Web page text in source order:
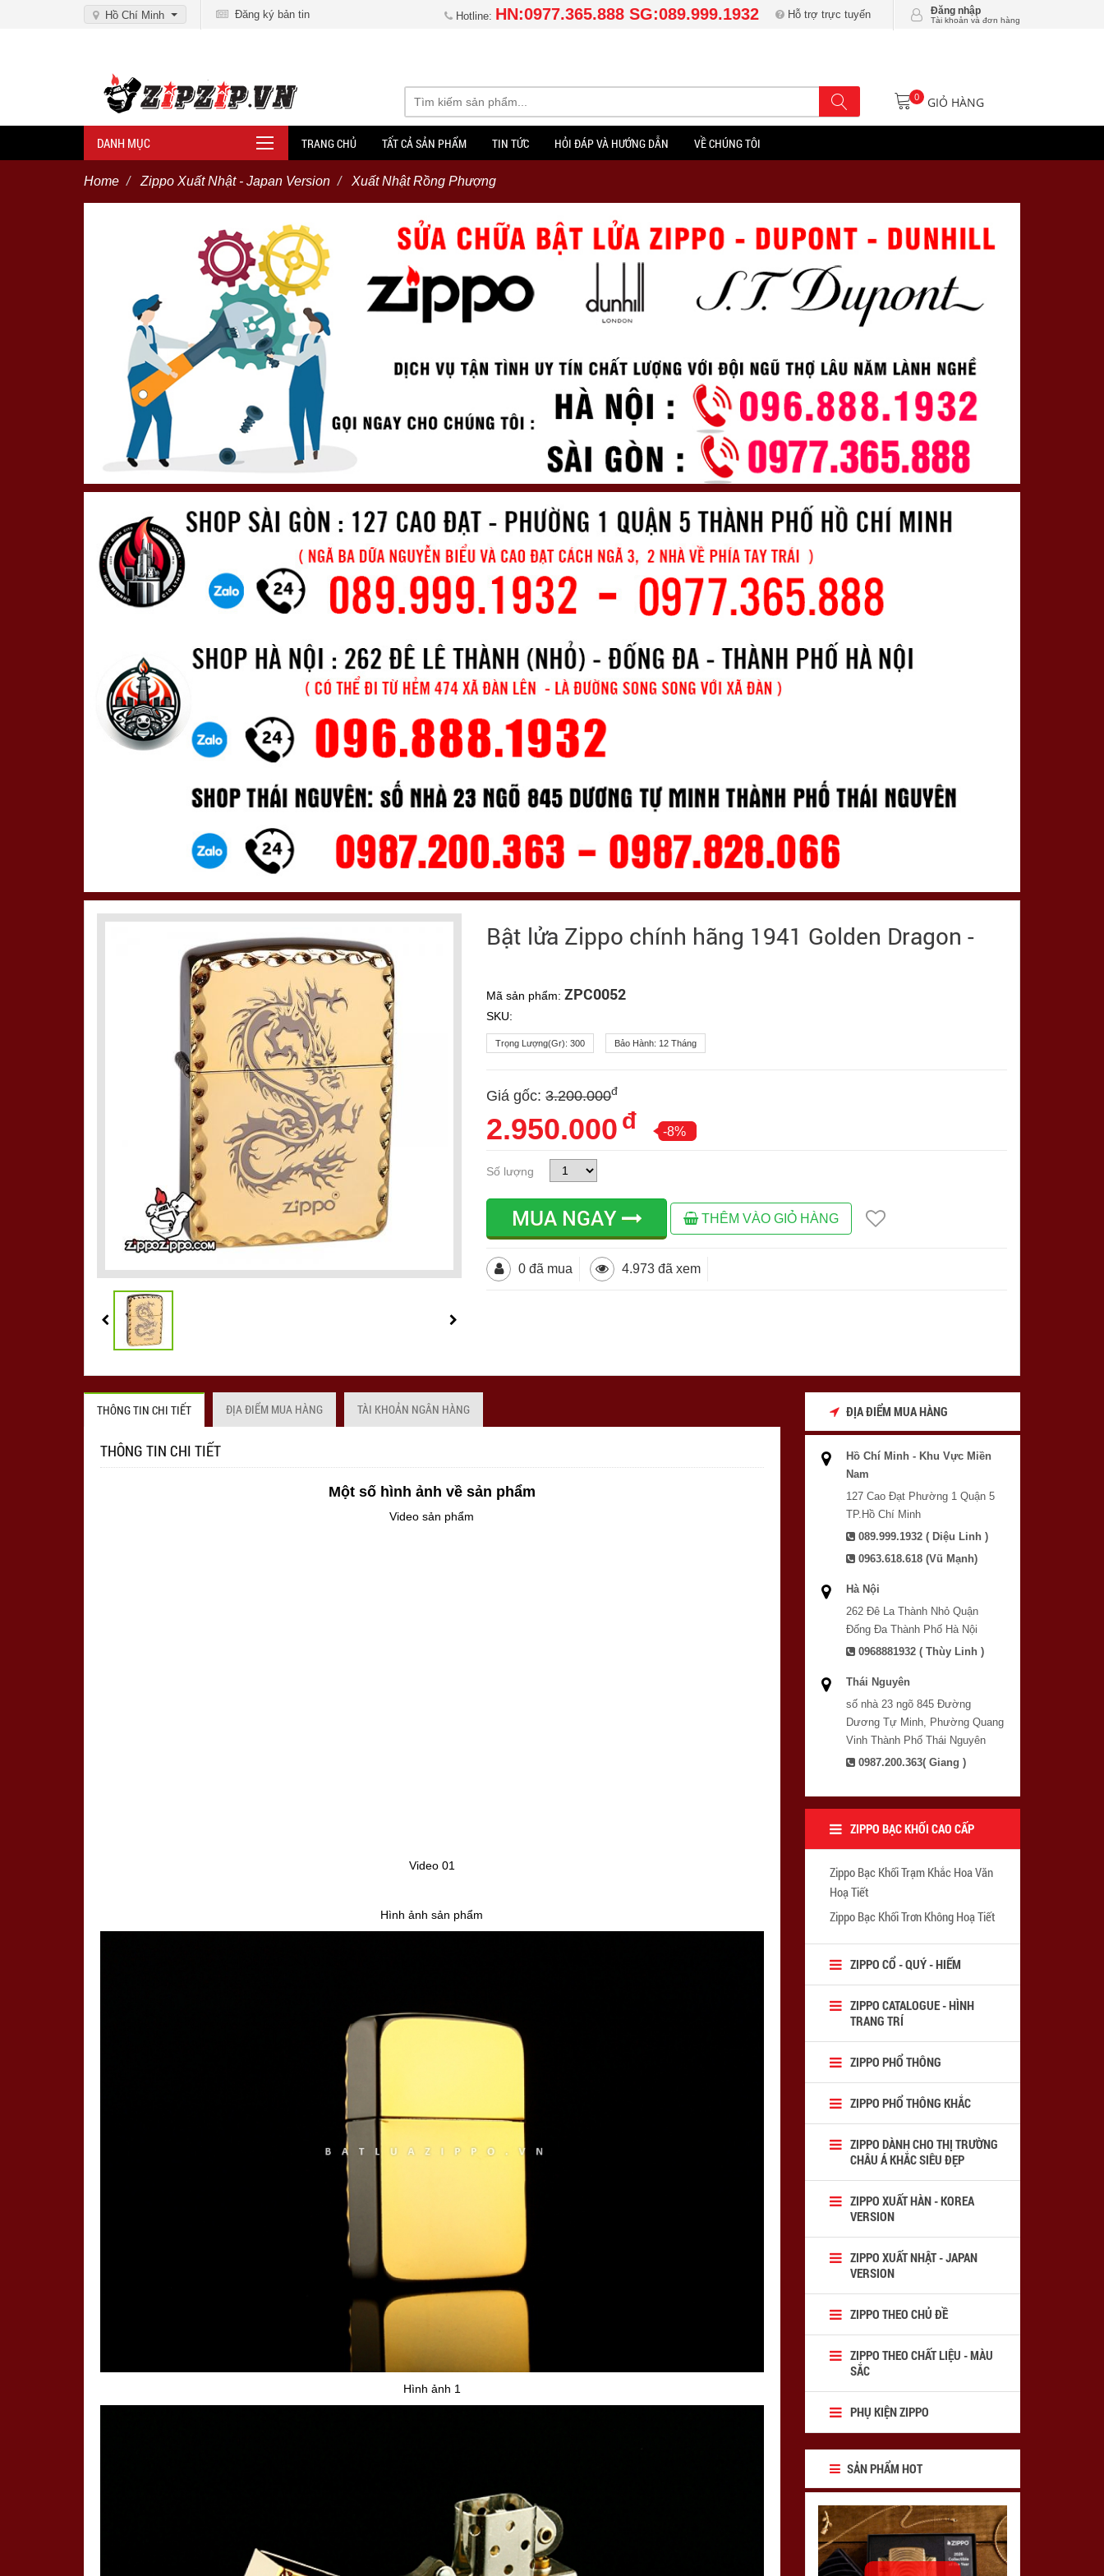
Hồ Chí Minh Đăng ký bản tin Hotline: HN:0977.365.888 SG:089.999.1932 Hỗ trợ trực tuyến Đăng nhập
Tài khoản và đơn hàng
0 GIỎ HÀNG
DANH MỤC TRANG CHỦ TẤT CẢ SẢN PHẨM TIN TỨC HỎI ĐÁP VÀ HƯỚNG DẪN VỀ CHÚNG TÔI
Home Zippo Xuất Nhật - Japan Version Xuất Nhật Rồng Phượng
Bật lửa Zippo chính hãng 1941 Golden Dragon -
Mã sản phẩm:ZPC0052
SKU:
Trọng Lượng(gr):300 Bảo Hành: 12 Tháng
Giá gốc: 3.200.000đ
2.950.000 đ -8%
Số lượng
MUA NGAY THÊM VÀO GIỎ HÀNG
0 đã mua 4.973 đã xem
THÔNG TIN CHI TIẾT ĐỊA ĐIỂM MUA HÀNG TÀI KHOẢN NGÂN HÀNG
THÔNG TIN CHI TIẾT
Một số hình ảnh về sản phẩm
Video sản phẩm
Video 01
Hình ảnh sản phẩm
Hình ảnh 1
ĐỊA ĐIỂM MUA HÀNG
Hồ Chí Minh - Khu Vực Miền
Nam
127 Cao Đạt Phường 1 Quận 5
TP.Hồ Chí Minh
089.999.1932 ( Diệu Linh )
0963.618.618 (Vũ Mạnh)
Hà Nội
262 Đê La Thành Nhỏ Quận
Đống Đa Thành Phố Hà Nội
0968881932 ( Thùy Linh )
Thái Nguyên
số nhà 23 ngõ 845 Đường
Dương Tự Minh, Phường Quang
Vinh Thành Phố Thái Nguyên
0987.200.363( Giang )
ZIPPO BẠC KHỐI CAO CẤP
Zippo Bạc Khối Trạm Khắc Hoa Văn
Hoạ Tiết
Zippo Bạc Khối Trơn Không Hoạ Tiết
ZIPPO CỔ - QUÝ - HIẾM
ZIPPO CATALOGUE - HÌNH
TRANG TRÍ
ZIPPO PHỔ THÔNG
ZIPPO PHỔ THÔNG KHẮC
ZIPPO DÀNH CHO THỊ TRƯỜNG
CHÂU Á KHẮC SIÊU ĐẸP
ZIPPO XUẤT HÀN - KOREA
VERSION
ZIPPO XUẤT NHẬT - JAPAN
VERSION
ZIPPO THEO CHỦ ĐỀ
ZIPPO THEO CHẤT LIỆU - MÀU
SẮC
PHỤ KIỆN ZIPPO
SẢN PHẨM HOT